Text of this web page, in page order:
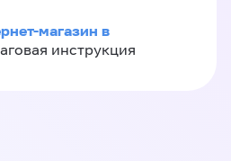
магазин в
инструкция